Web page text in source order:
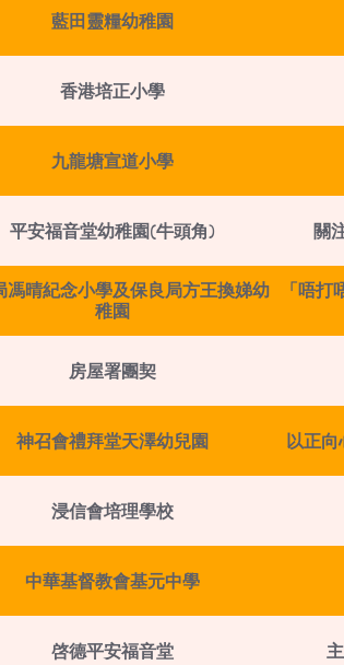
藍田靈糧幼稚園
香港培正小學
九龍塘宣道小學
平安福音堂幼稚園(牛頭角) 關
馮晴紀念小學及保良局方王換娣幼
稚園
「唔
房屋署團契
神召會禮拜堂天澤幼兒園 以正向
浸信會培理學校
中華基督教會基元中學
啓德平安福音堂